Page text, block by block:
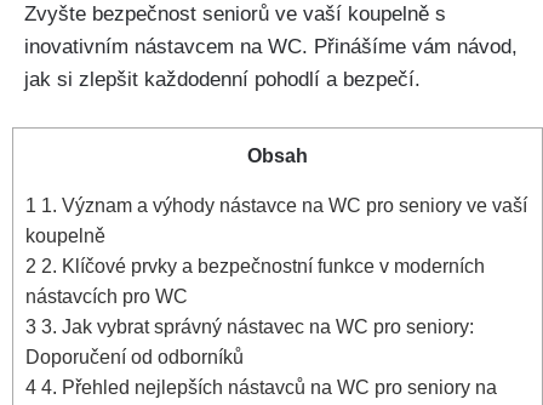
Zvyšte bezpečnost seniorů ve vaší koupelně s
inovativním nástavcem na WC. Přinášíme vám návod,
jak si zlepšit každodenní pohodlí a bezpečí.
Obsah
1 1. Význam a výhody nástavce na WC pro seniory ve vaší
koupelně
2 2. Klíčové prvky a bezpečnostní funkce v moderních
nástavcích pro WC
3 3. Jak vybrat správný nástavec na WC pro seniory:
Doporučení od odborníků
4 4. Přehled nejlepších nástavců na WC pro seniory na